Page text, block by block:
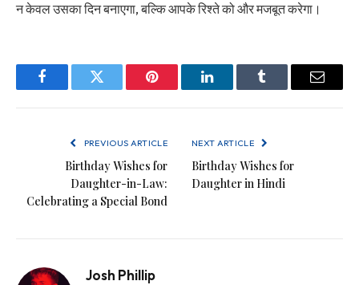
न केवल उसका दिन बनाएगा, बल्कि आपके रिश्ते को और मजबूत करेगा।
FacebookTwitter Pinterest LinkedInTumblr Email
PREVIOUS ARTICLE
Birthday Wishes for
Daughter-in-Law:
Celebrating a Special Bond
NEXT ARTICLE
Birthday Wishes for
Daughter in Hindi
Josh Phillip